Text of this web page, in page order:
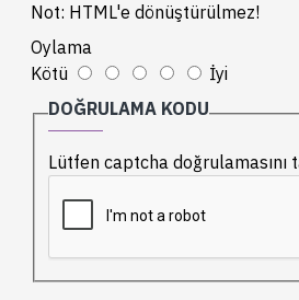
Not: HTML'e dönüştürülmez!
Oylama
Kötü
İyi
DOĞRULAMA KODU
Lütfen captcha doğrulamasını